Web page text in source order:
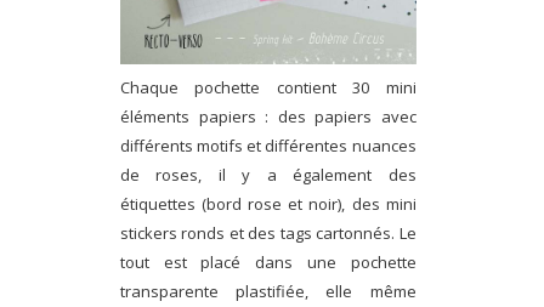
Chaque pochette contient 30 mini
éléments papiers : des papiers avec
différents motifs et différentes nuances
de roses, il y a également des
étiquettes (bord rose et noir), des mini
stickers ronds et des tags cartonnés. Le
tout est placé dans une pochette
transparente plastifiée, elle même